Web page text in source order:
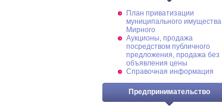
План приватизации
муниципального имущества
Мирного
Аукционы, продажа
посредством публичного
предложения, продажа без
объявления цены
Справочная информация
Предпринимательство